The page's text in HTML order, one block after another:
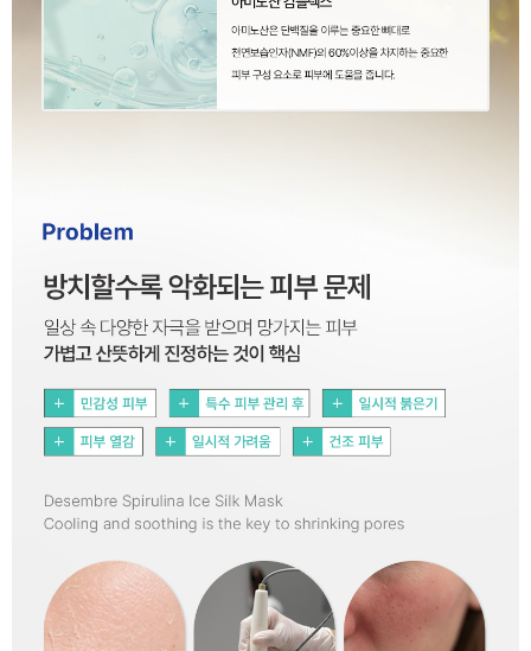
이코 라이프 하